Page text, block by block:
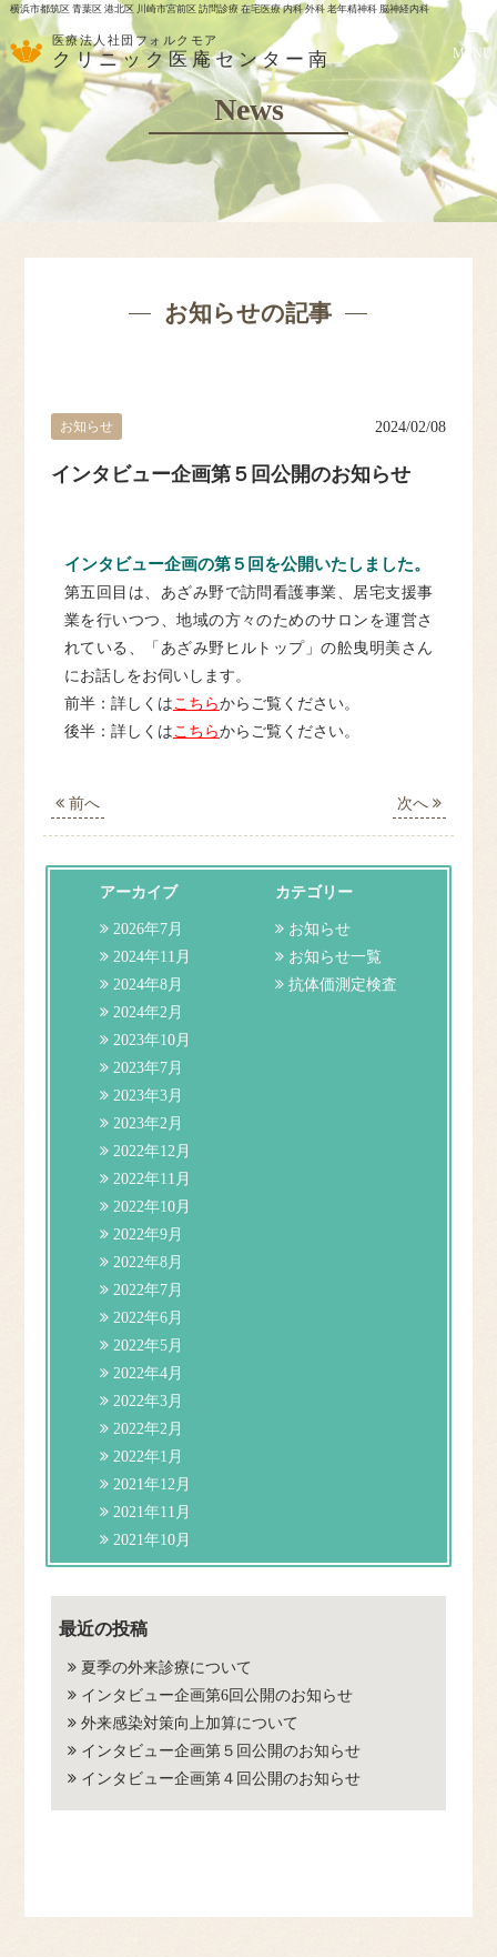
横浜市都筑区 青葉区 港北区 川崎市宮前区 訪問診療 在宅医療 内科 外科 老年精神科 脳神経内科
医療法人社団フォルクモア
クリニック医庵センター南 MENU
News
お知らせの記事
インタビュー企画第５回公開のお知らせ
お知らせ 2024/02/08
インタビュー企画の第５回を公開いたしました。
第五回目は、あざみ野で訪問看護事業、居宅支援事
業を行いつつ、地域の方々のためのサロンを運営さ
れている、「あざみ野ヒルトップ」の舩曳明美さん
にお話しをお伺いします。
前半：詳しくは こちらからご覧ください。
後半：詳しくは こちらからご覧ください。
前へ 次へ
アーカイブ
2026年7月
2024年11月
2024年8月
2024年2月
2023年10月
2023年7月
2023年3月
2023年2月
2022年12月
2022年11月
2022年10月
2022年9月
2022年8月
2022年7月
2022年6月
2022年5月
2022年4月
2022年3月
2022年2月
2022年1月
2021年12月
2021年11月
2021年10月
カテゴリー
お知らせ
お知らせ一覧
抗体価測定検査
最近の投稿
夏季の外来診療について
インタビュー企画第6回公開のお知らせ
外来感染対策向上加算について
インタビュー企画第５回公開のお知らせ
インタビュー企画第４回公開のお知らせ
HOME
クリニック紹介
施設基準等
訪問診療について